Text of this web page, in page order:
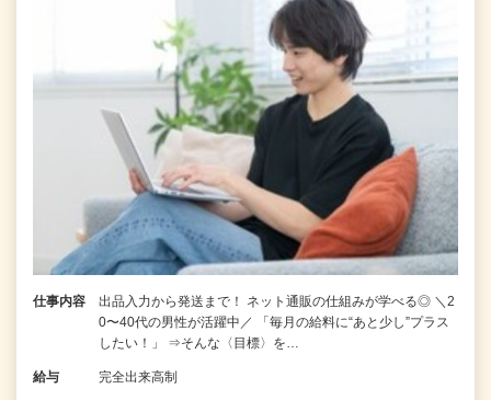
仕事内容
出品入力から発送まで！ ネット通販の仕組みが学べる◎ ＼2
0〜40代の男性が活躍中／ 「毎月の給料に“あと少し”プラス
したい！」 ⇒そんな〈目標〉を…
給与 完全出来高制